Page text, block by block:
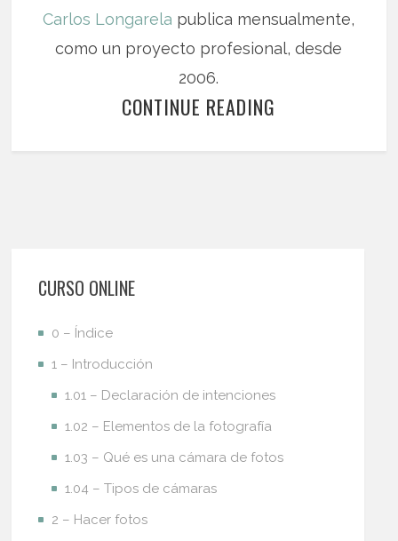
Carlos Longarela publica mensualmente,
como un proyecto profesional, desde
2006.
CONTINUE READING
CURSO ONLINE
0 – Índice
1 – Introducción
1.01 – Declaración de intenciones
1.02 – Elementos de la fotografía
1.03 – Qué es una cámara de fotos
1.04 – Tipos de cámaras
2 – Hacer fotos